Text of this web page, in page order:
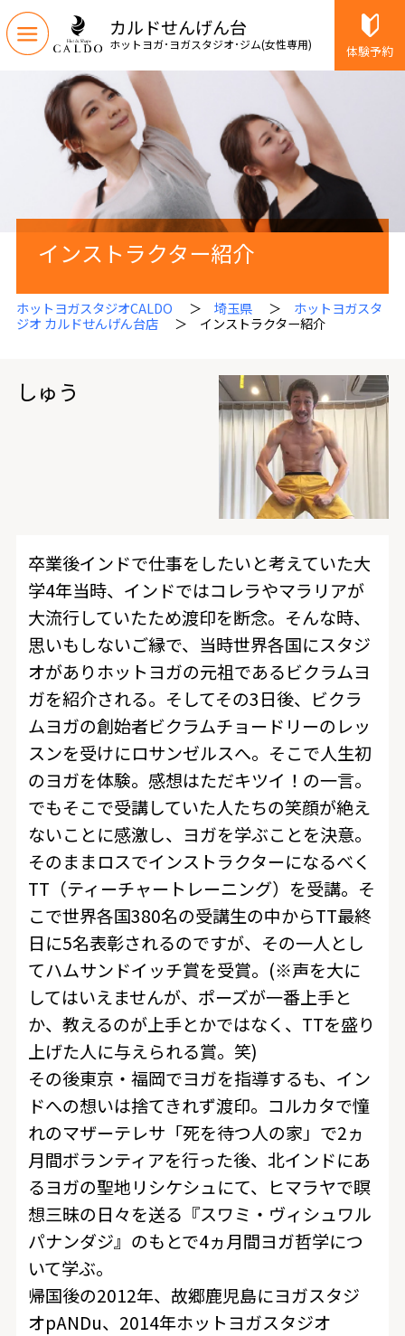
カルドせんげん台
ホットヨガ･ヨガスタジオ･ジム(女性専用) 体験予約
インストラクター紹介
ホットヨガスタジオCALDO ＞ 埼玉県 ＞ ホットヨガスタ
ジオ カルドせんげん台店
＞ インストラクター紹介
しゅう
卒業後インドで仕事をしたいと考えていた大
学4年当時、インドではコレラやマラリアが
大流行していたため渡印を断念。そんな時、
思いもしないご縁で、当時世界各国にスタジ
オがありホットヨガの元祖であるビクラムヨ
ガを紹介される。そしてその3日後、ビクラ
ムヨガの創始者ビクラムチョードリーのレッ
スンを受けにロサンゼルスへ。そこで人生初
のヨガを体験。感想はただキツイ！の一言。
でもそこで受講していた人たちの笑顔が絶え
ないことに感激し、ヨガを学ぶことを決意。
そのままロスでインストラクターになるべく
TT（ティーチャートレーニング）を受講。そ
こで世界各国380名の受講生の中からTT最終
日に5名表彰されるのですが、その一人とし
てハムサンドイッチ賞を受賞。(※声を大に
してはいえませんが、ポーズが一番上手と
か、教えるのが上手とかではなく、TTを盛り
上げた人に与えられる賞。笑)
その後東京・福岡でヨガを指導するも、イン
ドへの想いは捨てきれず渡印。コルカタで憧
れのマザーテレサ「死を待つ人の家」で2ヵ
月間ボランティアを行った後、北インドにあ
るヨガの聖地リシケシュにて、ヒマラヤで瞑
想三昧の日々を送る『スワミ・ヴィシュワル
パナンダジ』のもとで4ヵ月間ヨガ哲学につ
いて学ぶ。
帰国後の2012年、故郷鹿児島にヨガスタジ
オpANDu、2014年ホットヨガスタジオ